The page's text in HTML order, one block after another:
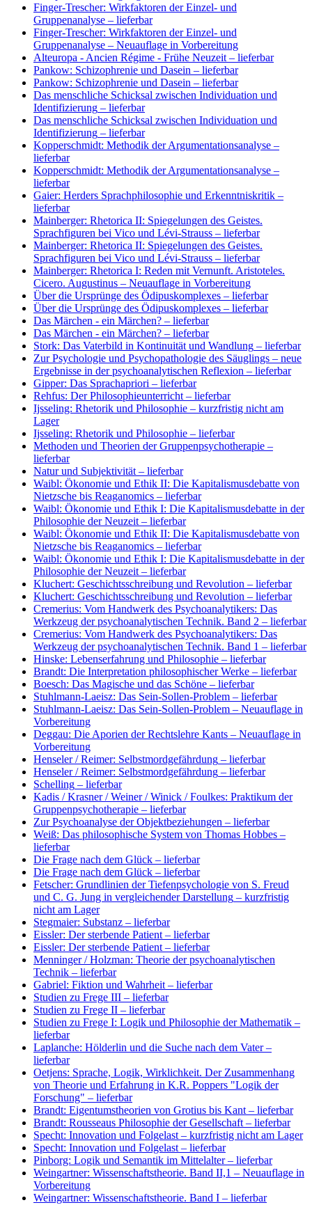
Finger-Trescher: Wirkfaktoren der Einzel- und
Gruppenanalyse – lieferbar
Finger-Trescher: Wirkfaktoren der Einzel- und
Gruppenanalyse – Neuauflage in Vorbereitung
Alteuropa - Ancien Régime - Frühe Neuzeit – lieferbar
Pankow: Schizophrenie und Dasein – lieferbar
Pankow: Schizophrenie und Dasein – lieferbar
Das menschliche Schicksal zwischen Individuation und
Identifizierung – lieferbar
Das menschliche Schicksal zwischen Individuation und
Identifizierung – lieferbar
Kopperschmidt: Methodik der Argumentationsanalyse –
lieferbar
Kopperschmidt: Methodik der Argumentationsanalyse –
lieferbar
Gaier: Herders Sprachphilosophie und Erkenntniskritik –
lieferbar
Mainberger: Rhetorica II: Spiegelungen des Geistes.
Sprachfiguren bei Vico und Lévi-Strauss – lieferbar
Mainberger: Rhetorica II: Spiegelungen des Geistes.
Sprachfiguren bei Vico und Lévi-Strauss – lieferbar
Mainberger: Rhetorica I: Reden mit Vernunft. Aristoteles.
Cicero. Augustinus – Neuauflage in Vorbereitung
Über die Ursprünge des Ödipuskomplexes – lieferbar
Über die Ursprünge des Ödipuskomplexes – lieferbar
Das Märchen - ein Märchen? – lieferbar
Das Märchen - ein Märchen? – lieferbar
Stork: Das Vaterbild in Kontinuität und Wandlung – lieferbar
Zur Psychologie und Psychopathologie des Säuglings – neue
Ergebnisse in der psychoanalytischen Reflexion – lieferbar
Gipper: Das Sprachapriori – lieferbar
Rehfus: Der Philosophieunterricht – lieferbar
Ijsseling: Rhetorik und Philosophie – kurzfristig nicht am
Lager
Ijsseling: Rhetorik und Philosophie – lieferbar
Methoden und Theorien der Gruppenpsychotherapie –
lieferbar
Natur und Subjektivität – lieferbar
Waibl: Ökonomie und Ethik II: Die Kapitalismusdebatte von
Nietzsche bis Reaganomics – lieferbar
Waibl: Ökonomie und Ethik I: Die Kapitalismusdebatte in der
Philosophie der Neuzeit – lieferbar
Waibl: Ökonomie und Ethik II: Die Kapitalismusdebatte von
Nietzsche bis Reaganomics – lieferbar
Waibl: Ökonomie und Ethik I: Die Kapitalismusdebatte in der
Philosophie der Neuzeit – lieferbar
Kluchert: Geschichtsschreibung und Revolution – lieferbar
Kluchert: Geschichtsschreibung und Revolution – lieferbar
Cremerius: Vom Handwerk des Psychoanalytikers: Das
Werkzeug der psychoanalytischen Technik. Band 2 – lieferbar
Cremerius: Vom Handwerk des Psychoanalytikers: Das
Werkzeug der psychoanalytischen Technik. Band 1 – lieferbar
Hinske: Lebenserfahrung und Philosophie – lieferbar
Brandt: Die Interpretation philosophischer Werke – lieferbar
Boesch: Das Magische und das Schöne – lieferbar
Stuhlmann-Laeisz: Das Sein-Sollen-Problem – lieferbar
Stuhlmann-Laeisz: Das Sein-Sollen-Problem – Neuauflage in
Vorbereitung
Deggau: Die Aporien der Rechtslehre Kants – Neuauflage in
Vorbereitung
Henseler / Reimer: Selbstmordgefährdung – lieferbar
Henseler / Reimer: Selbstmordgefährdung – lieferbar
Schelling – lieferbar
Kadis / Krasner / Weiner / Winick / Foulkes: Praktikum der
Gruppenpsychotherapie – lieferbar
Zur Psychoanalyse der Objektbeziehungen – lieferbar
Weiß: Das philosophische System von Thomas Hobbes –
lieferbar
Die Frage nach dem Glück – lieferbar
Die Frage nach dem Glück – lieferbar
Fetscher: Grundlinien der Tiefenpsychologie von S. Freud
und C. G. Jung in vergleichender Darstellung – kurzfristig
nicht am Lager
Stegmaier: Substanz – lieferbar
Eissler: Der sterbende Patient – lieferbar
Eissler: Der sterbende Patient – lieferbar
Menninger / Holzman: Theorie der psychoanalytischen
Technik – lieferbar
Gabriel: Fiktion und Wahrheit – lieferbar
Studien zu Frege III – lieferbar
Studien zu Frege II – lieferbar
Studien zu Frege I: Logik und Philosophie der Mathematik –
lieferbar
Laplanche: Hölderlin und die Suche nach dem Vater–
lieferbar
Oetjens: Sprache, Logik, Wirklichkeit. Der Zusammenhang
von Theorie und Erfahrung in K.R. Poppers "Logik der
Forschung" – lieferbar
Brandt: Eigentumstheorien von Grotius bis Kant – lieferbar
Brandt: Rousseaus Philosophie der Gesellschaft – lieferbar
Specht: Innovation und Folgelast – kurzfristig nicht am Lager
Specht: Innovation und Folgelast – lieferbar
Pinborg: Logik und Semantik im Mittelalter– lieferbar
Weingartner: Wissenschaftstheorie. Band II,1 – Neuauflage in
Vorbereitung
Weingartner: Wissenschaftstheorie. Band I – lieferbar